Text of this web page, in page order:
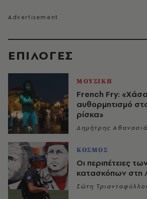
EΠΙΛΟΓΈΣ
ΜΟΥΣΙΚΗ
French Fry:
αυθορμητισμό
ρίσκα»
Δημήτρης
ΚΟΣΜΟΣ
Οι περιπέτειες
κατασκόπων στη
Σώτη